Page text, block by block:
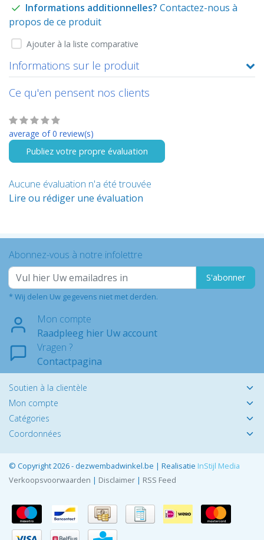
Informations additionnelles? Contactez-nous à
propos de ce produit
Ajouter à la liste comparative
Informations sur le produit
Ce qu'en pensent nos clients
average of 0 review(s)
Publiez votre propre évaluation
Aucune évaluation n'a été trouvée
Lire ou rédiger une évaluation
Abonnez-vous à notre infolettre
S'abonner
* Wij delen Uw gegevens niet met derden.
Mon compte
Raadpleeg hier Uw account
Vragen ?
Contactpagina
Soutien à la clientèle
Mon compte
Catégories
Coordonnées
© Copyright 2026 - dezwembadwinkel.be | Realisatie InStijl Media
Verkoopsvoorwaarden | Disclaimer | RSS Feed